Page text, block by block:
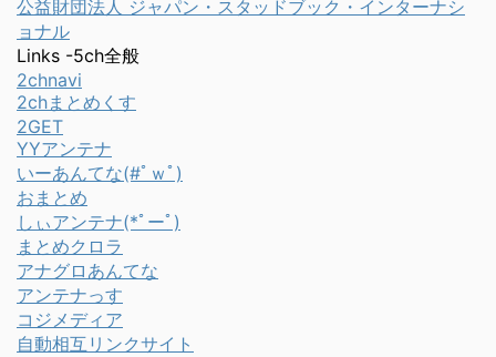
公益財団法人 ジャパン・スタッドブック・インターナシ
ョナル
Links -5ch全般
2chnavi
2chまとめくす
2GET
YYアンテナ
いーあんてな(#ﾟｗﾟ)
おまとめ
しぃアンテナ(*ﾟーﾟ)
まとめクロラ
アナグロあんてな
アンテナっす
コジメディア
自動相互リンクサイト